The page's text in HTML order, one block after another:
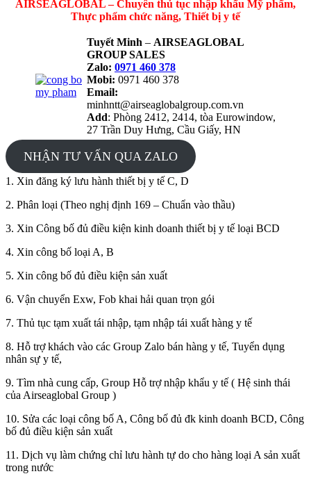
AIRSEAGLOBAL – Chuyên thủ tục nhập khẩu Mỹ phẩm,
Thực phẩm chức năng, Thiết bị y tế
Tuyết Minh – AIRSEAGLOBAL
GROUP SALES
Zalo: 0971 460 378
Mobi: 0971 460 378
Email:
minhntt@airseaglobalgroup.com.vn
Add: Phòng 2412, 2414, tòa Eurowindow,
27 Trần Duy Hưng, Cầu Giấy, HN
NHẬN TƯ VẤN QUA ZALO
1. Xin đăng ký lưu hành thiết bị y tế C, D
2. Phân loại (Theo nghị định 169 – Chuẩn vào thầu)
3. Xin Công bố đủ điều kiện kinh doanh thiết bị y tế loại BCD
4. Xin công bố loại A, B
5. Xin công bố đủ điều kiện sản xuất
6. Vận chuyển Exw, Fob khai hải quan trọn gói
7. Thủ tục tạm xuất tái nhập, tạm nhập tái xuất hàng y tế
8. Hỗ trợ khách vào các Group Zalo bán hàng y tế, Tuyển dụng
nhân sự y tế,
9. Tìm nhà cung cấp, Group Hỗ trợ nhập khẩu y tế ( Hệ sinh thái
của Airseaglobal Group )
10. Sửa các loại công bố A, Công bố đủ đk kinh doanh BCD, Công
bố đủ điều kiện sản xuất
11. Dịch vụ làm chứng chỉ lưu hành tự do cho hàng loại A sản xuất
trong nước